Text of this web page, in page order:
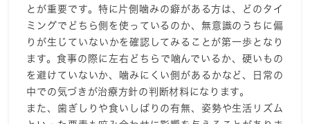
とが重要です。特に片側噛みの癖がある方は、どのタイ
ミングでどちら側を使っているのか、無意識のうちに偏
りが生じていないかを確認してみることが第一歩となり
ます。食事の際に左右どちらで噛んでいるか、硬いもの
を避けていないか、噛みにくい側があるかなど、日常の
中での気づきが治療方針の判断材料になります。
また、歯ぎしりや食いしばりの有無、姿勢や生活リズム